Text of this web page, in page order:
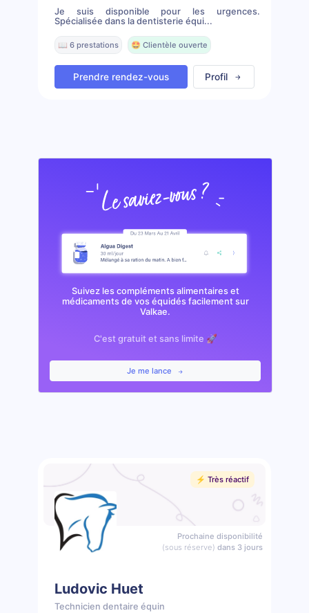
Je suis disponible pour les urgences.
Spécialisée dans la dentisterie équi...
📖 6 prestations 🤩 Clientèle ouverte
Prendre rendez-vous Profil
Suivez les compléments alimentaires et
médicaments de vos équidés facilement sur
Valkae.
C'est gratuit et sans limite 🚀
Je me lance
⚡️ Très réactif
Prochaine disponibilité
(sous réserve) dans 3 jours
Ludovic Huet
Technicien dentaire équin